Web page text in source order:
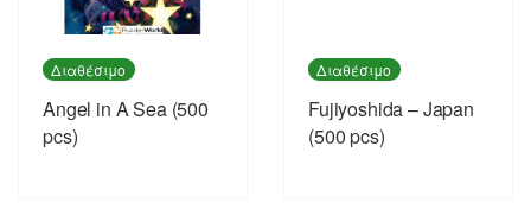
Διαθέσιμο
Angel in A Sea (500
pcs)
Διαθέσιμο
Fujiyoshida – Japan
(500 pcs)